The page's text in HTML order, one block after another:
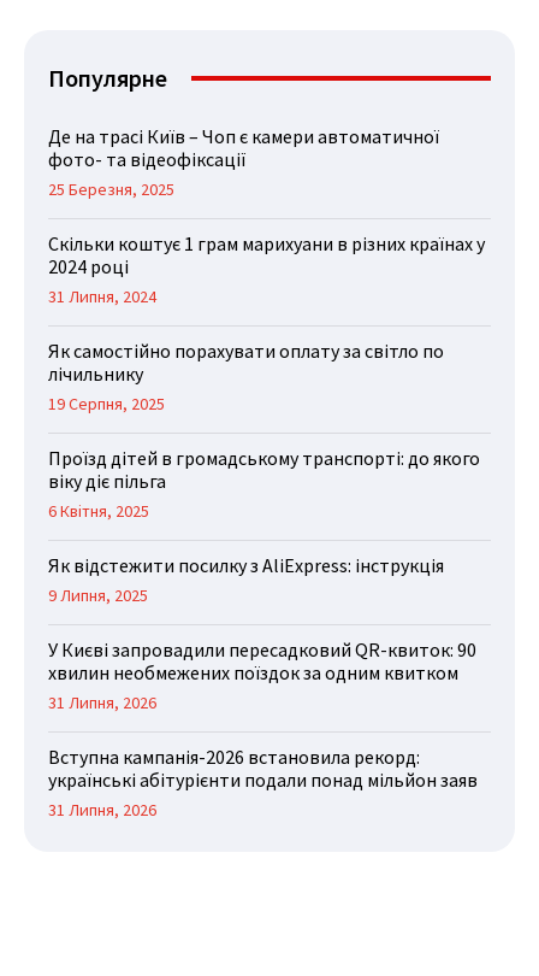
Популярне
Де на трасі Київ – Чоп є камери автоматичної
фото- та відеофіксації
25 Березня, 2025
Скільки коштує 1 грам марихуани в різних країнах у
2024 році
31 Липня, 2024
Як самостійно порахувати оплату за світло по
лічильнику
19 Серпня, 2025
Проїзд дітей в громадському транспорті: до якого
віку діє пільга
6 Квітня, 2025
Як відстежити посилку з AliExpress: інструкція
9 Липня, 2025
У Києві запровадили пересадковий QR-квиток: 90
хвилин необмежених поїздок за одним квитком
31 Липня, 2026
Вступна кампанія-2026 встановила рекорд:
українські абітурієнти подали понад мільйон заяв
31 Липня, 2026